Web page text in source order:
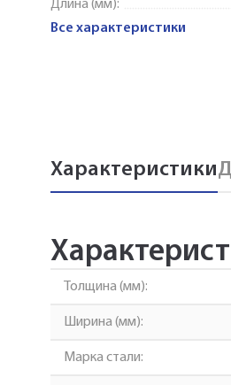
Длина (мм):
Все характеристики
Характеристики
Толщина (мм):
Ширина (мм):
Марка стали: